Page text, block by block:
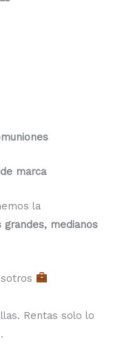
marca
la
grandes, medianos
Rentas solo lo